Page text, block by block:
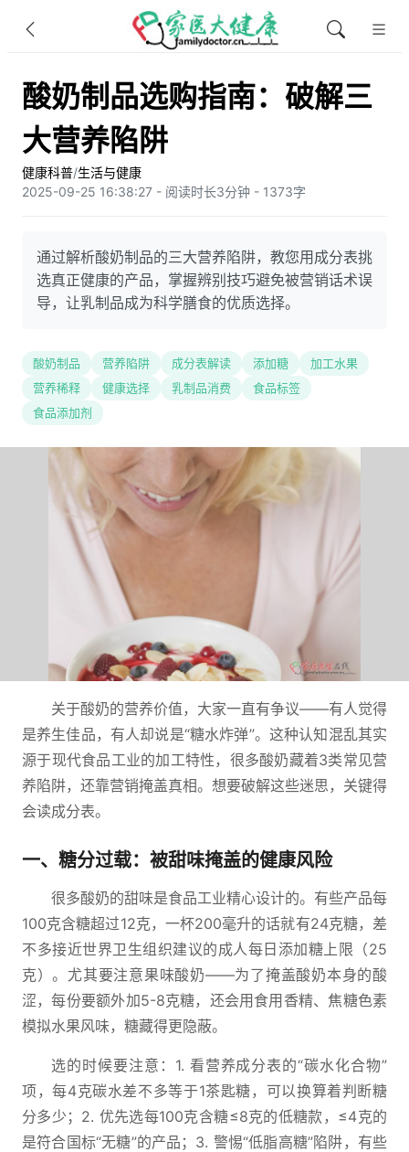
酸奶制品选购指南：破解三
大营养陷阱
健康科普/生活与健康
2025-09-25 16:38:27 - 阅读时长3分钟 - 1373字
通过解析酸奶制品的三大营养陷阱，教您用成分表挑
选真正健康的产品，掌握辨别技巧避免被营销话术误
导，让乳制品成为科学膳食的优质选择。
酸奶制品 营养陷阱 成分表解读 添加糖
加工水果
营养稀释
健康选择 乳制品消费
食品标签
食品添加剂
关于酸奶的营养价值，大家一直有争议——有人觉得
是养生佳品，有人却说是“糖水炸弹”。这种认知混乱其实
源于现代食品工业的加工特性，很多酸奶藏着3类常见营
养陷阱，还靠营销掩盖真相。想要破解这些迷思，关键得
会读成分表。
一、糖分过载：被甜味掩盖的健康风险
很多酸奶的甜味是食品工业精心设计的。有些产品每
100克含糖超过12克，一杯200毫升的话就有24克糖，差
不多接近世界卫生组织建议的成人每日添加糖上限（25
克）。尤其要注意果味酸奶——为了掩盖酸奶本身的酸
涩，每份要额外加5-8克糖，还会用食用香精、焦糖色素
模拟水果风味，糖藏得更隐蔽。
选的时候要注意：1. 看营养成分表的“碳水化合物”
项，每4克碳水差不多等于1茶匙糖，可以换算着判断糖
分多少；2. 优先选每100克含糖≤8克的低糖款，≤4克的
是符合国标“无糖”的产品；3. 警惕“低脂高糖”陷阱，有些